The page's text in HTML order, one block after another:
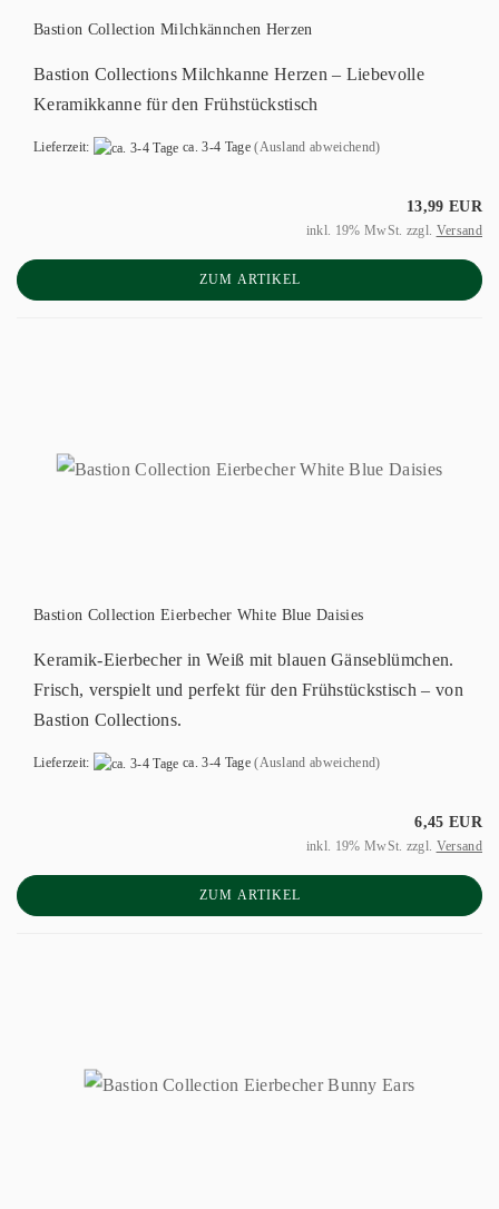
Bastion Collection Milchkännchen Herzen
Bastion Collections Milchkanne Herzen – Liebevolle
Keramikkanne für den Frühstückstisch
Lieferzeit: ca. 3-4 Tage (Ausland abweichend)
13,99 EUR
inkl. 19% MwSt. zzgl. Versand
ZUM ARTIKEL
Bastion Collection Eierbecher White Blue Daisies
Keramik-Eierbecher in Weiß mit blauen Gänseblümchen.
Frisch, verspielt und perfekt für den Frühstückstisch – von
Bastion Collections.
Lieferzeit: ca. 3-4 Tage (Ausland abweichend)
6,45 EUR
inkl. 19% MwSt. zzgl. Versand
ZUM ARTIKEL